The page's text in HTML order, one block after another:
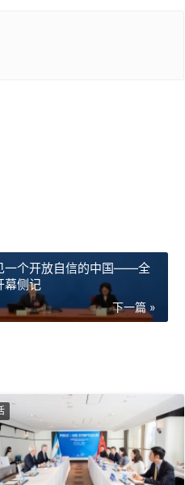
一个开放自信的中国——全
幕侧记
下一篇 »